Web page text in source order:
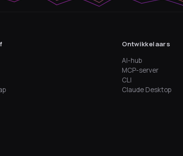
Ontwikkelaars
AI-hub
MCP-server
CLI
Claude Desktop